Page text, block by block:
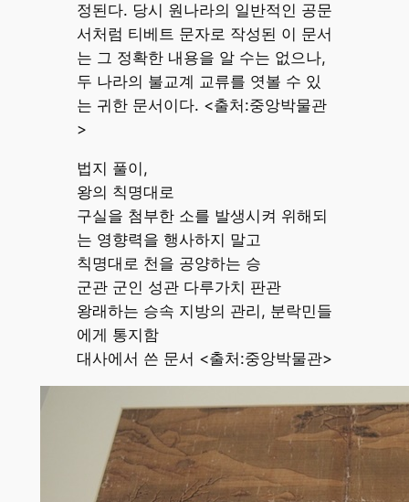
정된다. 당시 원나라의 일반적인 공문
서처럼 티베트 문자로 작성된 이 문서
는 그 정확한 내용을 알 수는 없으나,
두 나라의 불교계 교류를 엿볼 수 있
는 귀한 문서이다. <출처:중앙박물관
>
법지 풀이,
왕의 칙명대로
구실을 첨부한 소를 발생시켜 위해되
는 영향력을 행사하지 말고
칙명대로 천을 공양하는 승
군관 군인 성관 다루가치 판관
왕래하는 승속 지방의 관리, 분락민들
에게 통지함
대사에서 쓴 문서 <출처:중앙박물관>